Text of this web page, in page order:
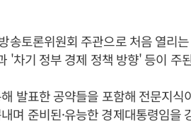
송토론위원회 주관으로 처음 열리
'차기 정부 경제 정책 방향' 등이 주
발표한 공약들을 포함해 전문지
며 준비된·유능한 경제대통령임을